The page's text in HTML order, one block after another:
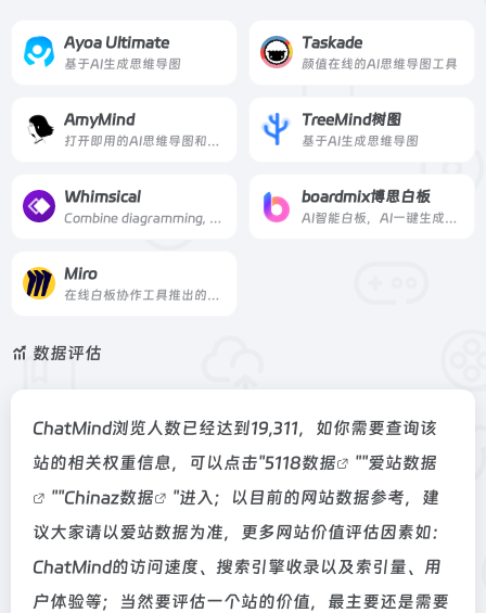
Ayoa Ultimate
基于AI生成思维导图
Taskade
颜值在线的AI思维导图工具
AmyMind TreeMind树图
基于AI生成思维导图
Whimsical boardmix博思白板
Miro
数据评估
ChatMind浏览人数已经达到19,311，如你需要查询该
站的相关权重信息，可以点击"5118数据 ""爱站数据
""Chinaz数据
"进入；以目前的网站数据参考，建
议大家请以爱站数据为准，更多网站价值评估因素如：
ChatMind的访问速度、搜索引擎收录以及索引量、用
户体验等；当然要评估一个站的价值，最主要还是需要